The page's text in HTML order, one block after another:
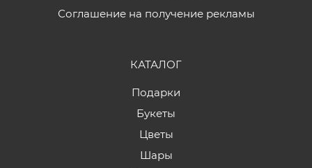
Соглашение на получение рекламы
КАТАЛОГ
Подарки
Букеты
Цветы
Шары